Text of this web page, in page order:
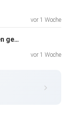
vor 1 Woche
Das sollte den Genossen zu denken geben
vor 1 Woche